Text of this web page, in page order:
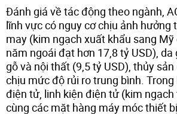
Đánh giá về tác động theo ngành,
lĩnh vực có nguy cơ chịu ảnh hưởng
may (kim ngạch xuất khẩu sang
năm ngoái đạt hơn 17,8 tỷ USD), da
gỗ và nội thất (9,5 tỷ USD), thủy
chịu mức độ rủi ro trung bình.
điện tử, linh kiện điện tử (kim ngạch
cùng các mặt hàng máy móc thiết